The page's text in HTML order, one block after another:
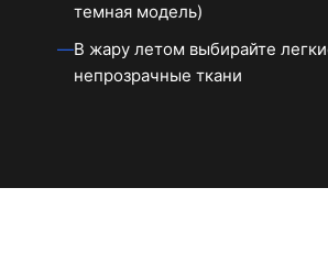
темная модель)
В жару летом выбирайте
непрозрачные ткани